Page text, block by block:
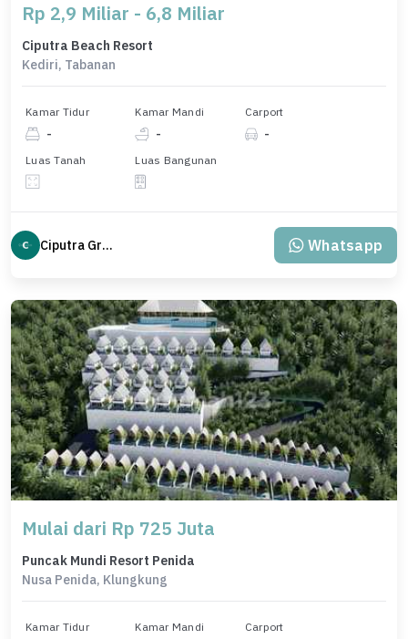
Rp 2,9 Miliar - 6,8 Miliar
Ciputra Beach Resort
Kediri, Tabanan
Kamar Tidur
-
Kamar Mandi
-
Carport
-
Luas Tanah Luas Bangunan
Ciputra Group Whatsapp
Mulai dari Rp 725 Juta
Puncak Mundi Resort Penida
Nusa Penida, Klungkung
Kamar Tidur Kamar Mandi Carport